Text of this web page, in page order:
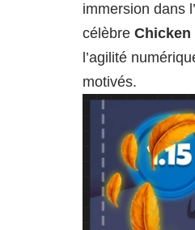
immersion dans
célèbre Chicken
l’agilité
motivés.